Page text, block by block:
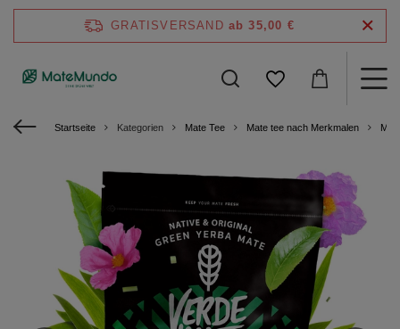
GRATISVERSAND ab 35,00 €
Startseite Kategorien Mate Tee Mate tee nach Merkmalen